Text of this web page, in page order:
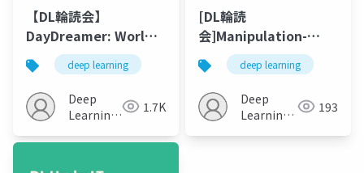
【DL輪読会】
DayDreamer: World
Models for Physical
Robot Learning
deep learning
Deep
Learning
1.7K
[DL輪読
会]Manipulation-
Independent
Representations(MIR)
for Successful Cross
Embodiment Visual
Imitation
deep learning
Deep
Learning
193